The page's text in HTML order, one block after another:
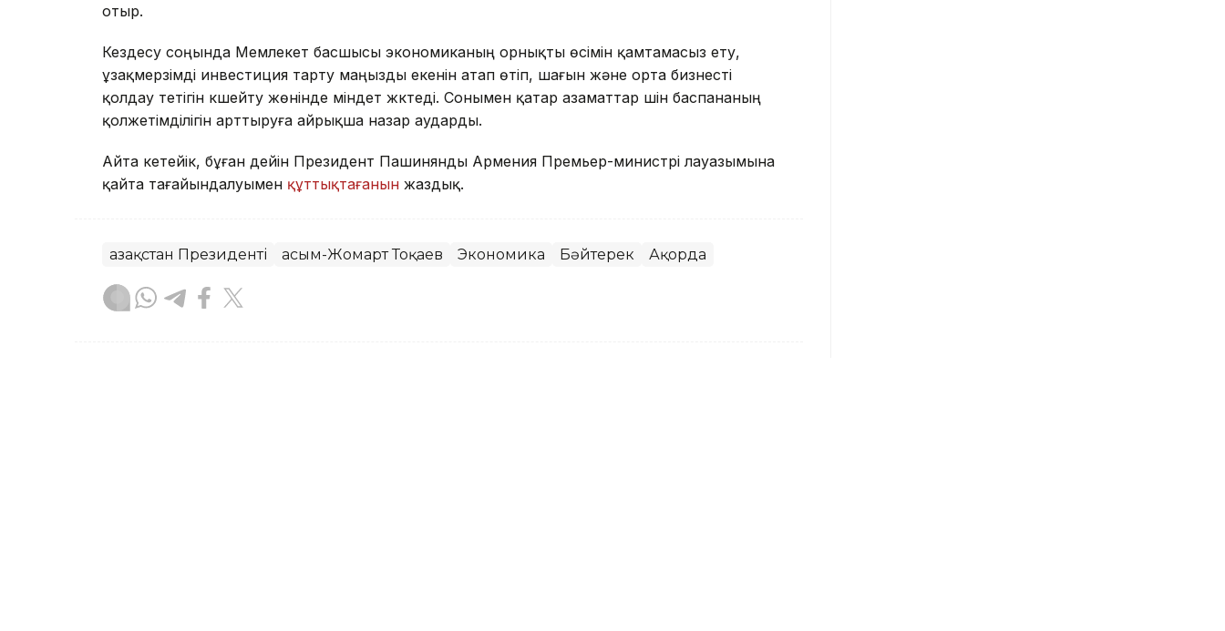
отыр.
Кездесу соңында Мемлекет басшысы экономиканың орнықты өсімін қамтамасыз ету,
ұзақмерзімді инвестиция тарту маңызды екенін атап өтіп, шағын және орта бизнесті
қолдау тетігін күшейту жөнінде міндет жүктеді. Сонымен қатар азаматтар үшін баспананың
қолжетімділігін арттыруға айрықша назар аударды.
Айта кетейік, бұған дейін Президент Пашинянды Армения Премьер-министрі лауазымына
қайта тағайындалуымен құттықтағанын жаздық.
Қазақстан Президенті Қасым-Жомарт Тоқаев Экономика Бәйтерек Ақорда